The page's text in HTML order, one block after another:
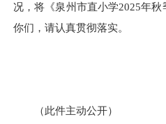
况，将《泉州市直小学2025年
你们，请认真贯彻落实。
（此件主动公开）